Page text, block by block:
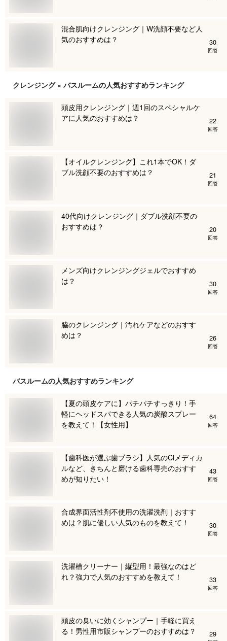
混合肌向けクレンジング｜W洗顔不要など人
気のおすすめは？
30
回答
クレンジング × バスルームの人気おすすめランキング
頭皮用クレンジング｜週1回のスペシャルケ
アに人気のおすすめは？
22
回答
【オイルクレンジング】これ1本でOK！ダ
ブル洗顔不要のおすすめは？
21
回答
40代向けクレンジング｜ダブル洗顔不要の
おすすめは？
20
回答
メンズ向けクレンジングジェルでおすすめ
は？
30
回答
脇のクレンジング｜汚れケアなどのおすす
めは？
26
回答
バスルームの人気おすすめランキング
【夏の頭皮ケアに】パチパチすっきり！手
軽にヘッドスパできる人気の炭酸スプレー
を教えて！【女性用】
64
回答
【歯科医が選ぶ歯ブラシ】人気のCiメディカ
ルなど、きちんと磨ける歯科専売のおすす
めが知りたい！
43
回答
合成界面活性剤不使用の洗濯洗剤｜おすす
めは？肌に優しい人気のものを教えて！
30
回答
洗濯槽クリーナー｜縦型用！最強なのはど
れ？強力で人気のおすすめを教えて！
33
回答
頭皮の臭いに効くシャンプー｜手軽に買え
る！男性用市販シャンプーのおすすめは？
29